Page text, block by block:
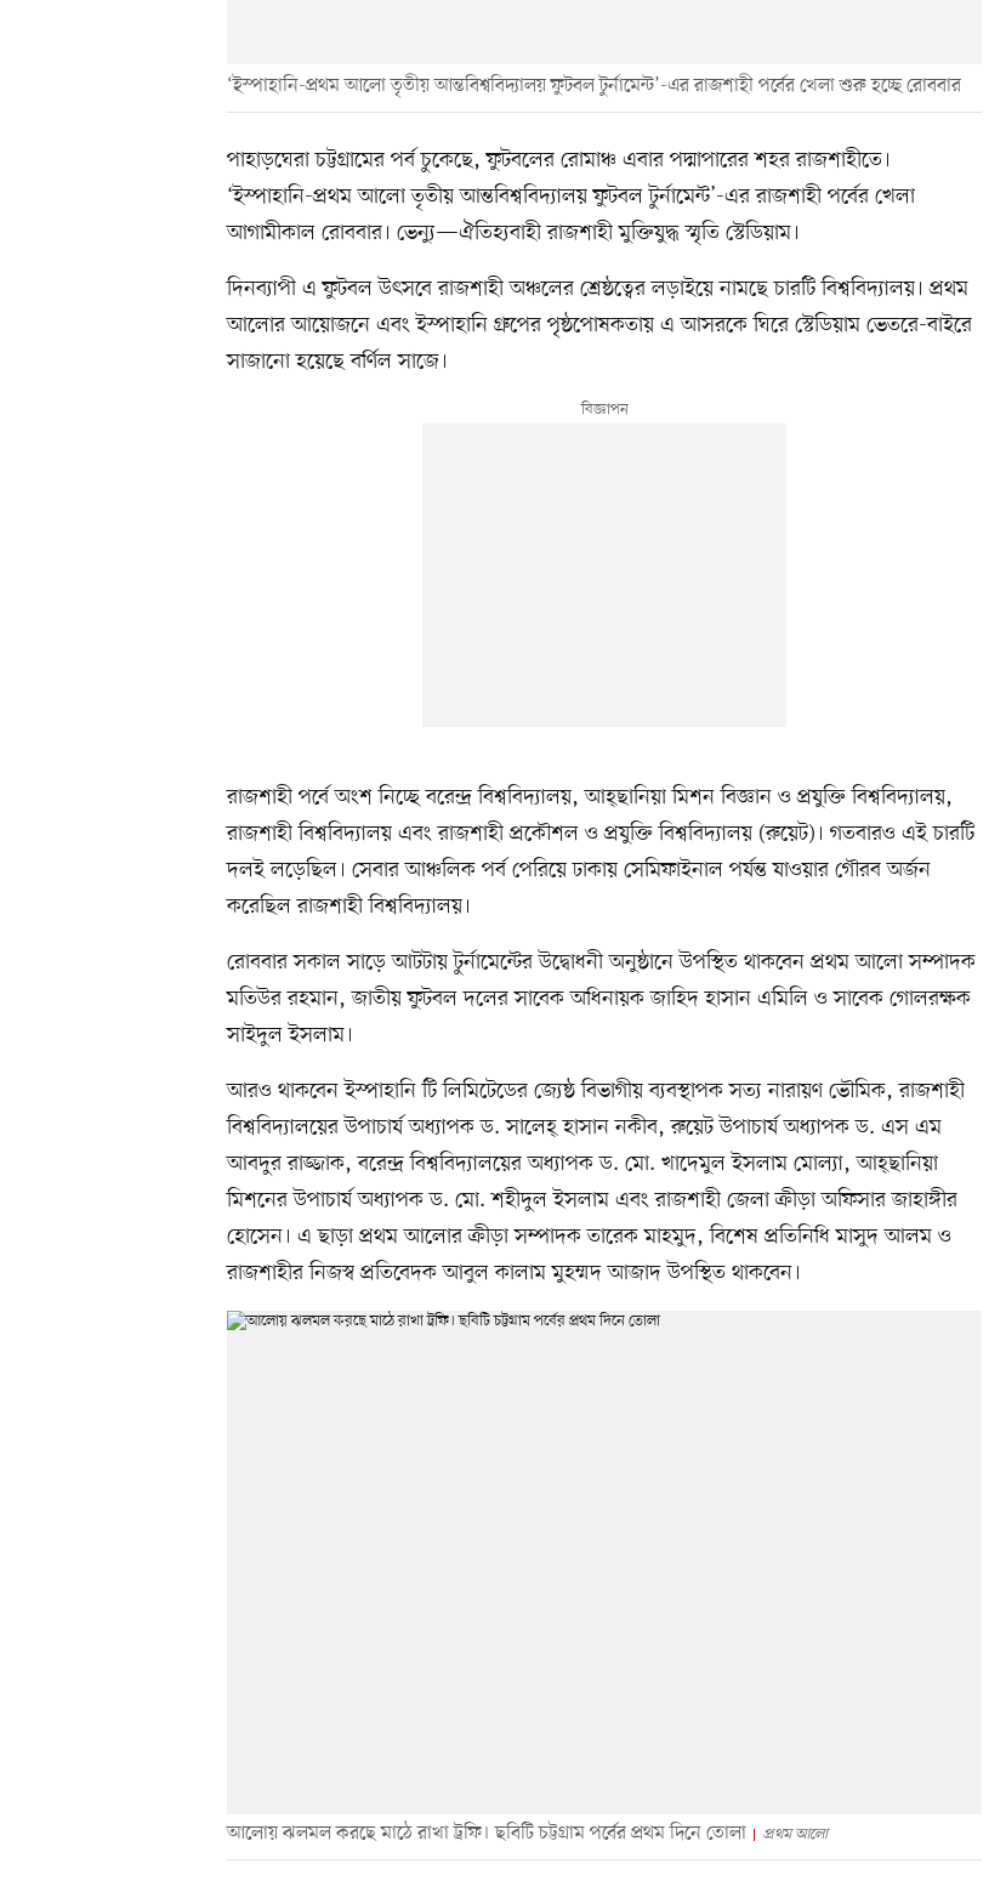
‘ইস্পাহানি-প্রথম আলো তৃতীয় আন্তবিশ্ববিদ্যালয় ফুটবল টুর্নামেন্ট’-এর রাজশাহী পর্বের খেলা শুরু হচ্ছে রোববার
পাহাড়ঘেরা চট্টগ্রামের পর্ব চুকেছে, ফুটবলের রোমাঞ্চ এবার পদ্মাপারের শহর রাজশাহীতে।
‘ইস্পাহানি-প্রথম আলো তৃতীয় আন্তবিশ্ববিদ্যালয় ফুটবল টুর্নামেন্ট’-এর রাজশাহী পর্বের খেলা
আগামীকাল রোববার। ভেন্যু—ঐতিহ্যবাহী রাজশাহী মুক্তিযুদ্ধ স্মৃতি স্টেডিয়াম।
দিনব্যাপী এ ফুটবল উৎসবে রাজশাহী অঞ্চলের শ্রেষ্ঠত্বের লড়াইয়ে নামছে চারটি বিশ্ববিদ্যালয়। প্রথম
আলোর আয়োজনে এবং ইস্পাহানি গ্রুপের পৃষ্ঠপোষকতায় এ আসরকে ঘিরে স্টেডিয়াম ভেতরে-বাইরে
সাজানো হয়েছে বর্ণিল সাজে।
রাজশাহী পর্বে অংশ নিচ্ছে বরেন্দ্র বিশ্ববিদ্যালয়, আহ্ছানিয়া মিশন বিজ্ঞান ও প্রযুক্তি বিশ্ববিদ্যালয়,
রাজশাহী বিশ্ববিদ্যালয় এবং রাজশাহী প্রকৌশল ও প্রযুক্তি বিশ্ববিদ্যালয় (রুয়েট)। গতবারও এই চারটি
দলই লড়েছিল। সেবার আঞ্চলিক পর্ব পেরিয়ে ঢাকায় সেমিফাইনাল পর্যন্ত যাওয়ার গৌরব অর্জন
করেছিল রাজশাহী বিশ্ববিদ্যালয়।
রোববার সকাল সাড়ে আটটায় টুর্নামেন্টের উদ্বোধনী অনুষ্ঠানে উপস্থিত থাকবেন প্রথম আলো সম্পাদক
মতিউর রহমান, জাতীয় ফুটবল দলের সাবেক অধিনায়ক জাহিদ হাসান এমিলি ও সাবেক গোলরক্ষক
সাইদুল ইসলাম।
আরও থাকবেন ইস্পাহানি টি লিমিটেডের জ্যেষ্ঠ বিভাগীয় ব্যবস্থাপক সত্য নারায়ণ ভৌমিক, রাজশাহী
বিশ্ববিদ্যালয়ের উপাচার্য অধ্যাপক ড. সালেহ্ হাসান নকীব, রুয়েট উপাচার্য অধ্যাপক ড. এস এম
আবদুর রাজ্জাক, বরেন্দ্র বিশ্ববিদ্যালয়ের অধ্যাপক ড. মো. খাদেমুল ইসলাম মোল্যা, আহ্ছানিয়া
মিশনের উপাচার্য অধ্যাপক ড. মো. শহীদুল ইসলাম এবং রাজশাহী জেলা ক্রীড়া অফিসার জাহাঙ্গীর
হোসেন। এ ছাড়া প্রথম আলোর ক্রীড়া সম্পাদক তারেক মাহমুদ, বিশেষ প্রতিনিধি মাসুদ আলম ও
রাজশাহীর নিজস্ব প্রতিবেদক আবুল কালাম মুহম্মদ আজাদ উপস্থিত থাকবেন।
আলোয় ঝলমল করছে মাঠে রাখা ট্রফি। ছবিটি চট্টগ্রাম পর্বের প্রথম দিনে তোলা প্রথম আলো